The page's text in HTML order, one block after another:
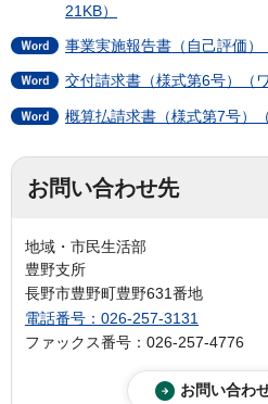
21KB）
事業実施報告書（自己評価）
交付請求書（様式第6号）（
概算払請求書（様式第7号）
お問い合わせ先
地域・市民生活部
豊野支所
長野市豊野町豊野631番地
電話番号：026-257-3131
ファックス番号：026-257-4776